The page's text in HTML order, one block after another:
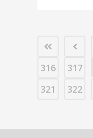
316
317
321
322